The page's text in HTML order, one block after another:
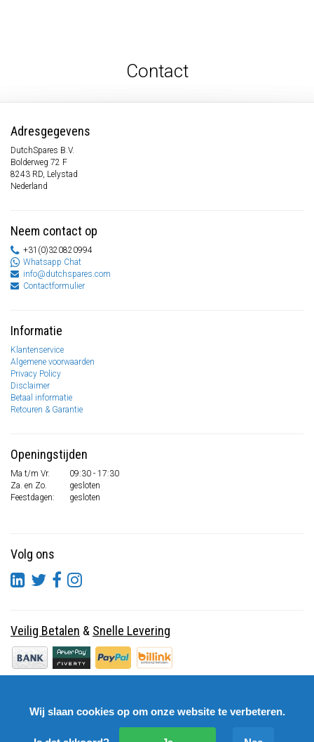
Contact
Adresgegevens
DutchSpares B.V.
Bolderweg 72 F
8243 RD, Lelystad
Nederland
Neem contact op
+31(0)320820994
Whatsapp Chat
info@dutchspares.com
Contactformulier
Informatie
Klantenservice
Algemene voorwaarden
Privacy Policy
Disclaimer
Betaal informatie
Retouren & Garantie
Openingstijden
Ma t/m Vr.
09:30 - 17:30
Za. en Zo.
gesloten
Feestdagen:
gesloten
Volg ons
Veilig Betalen & Snelle Levering
Wij slaan cookies op om onze website te verbeteren.